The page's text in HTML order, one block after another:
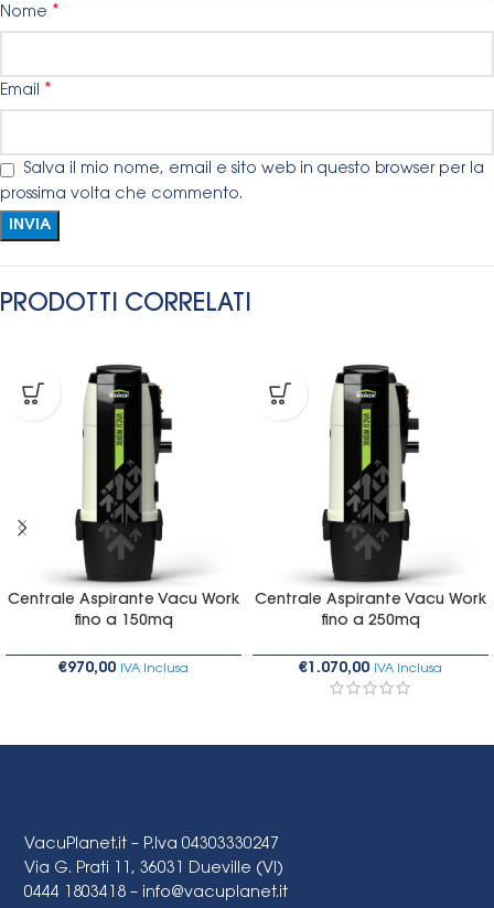
Nome *
Email *
Salva il mio nome, email e sito web in questo browser per la
prossima volta che commento.
PRODOTTI CORRELATI
Centrale Aspirante Vacu Work
fino a 150mq
€970,00 IVA Inclusa
Centrale Aspirante Vacu Work
fino a 250mq
€1.070,00 IVA Inclusa
VacuPlanet.it – P.Iva 04303330247
Via G. Prati 11, 36031 Dueville (VI)
0444 1803418 – info@vacuplanet.it